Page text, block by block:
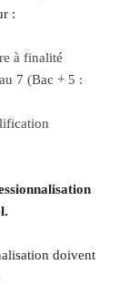
:
à finalité
7 (Bac + 5 :
doivent